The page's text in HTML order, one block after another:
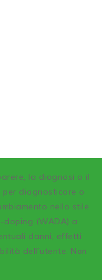
la diagnosi o il
diagnosticare o
nello stile
doping (WADA) a
danni, effetti
dell’utente. Non